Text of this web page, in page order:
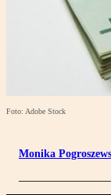
Foto: Adobe Stock
Monika